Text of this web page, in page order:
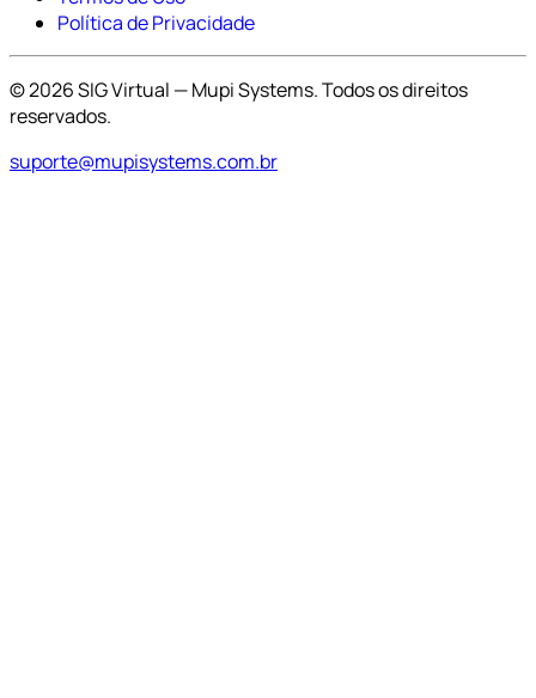
Política de Privacidade
© 2026 SIG Virtual — Mupi Systems. Todos os direitos
reservados.
suporte@mupisystems.com.br